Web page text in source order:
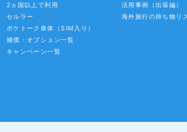
2ヵ国以上で利用
セルラー
ポケトーク単体 （SIM入り）
補償・オプション一覧
キャンペーン一覧
活用事例
（出張編）
海外旅行の持ち物リ